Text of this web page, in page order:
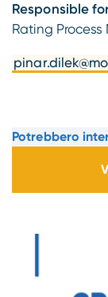
Responsible
Rating
Potrebbero